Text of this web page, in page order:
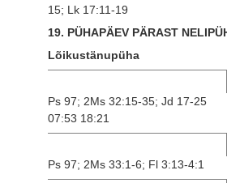
15; Lk 17:11-19
19. PÜHAPÄEV PÄRAST
Lõikustänupüha
Ps 97; 2Ms 32:15-35; Jd 17-25
07:53 18:21
Ps 97; 2Ms 33:1-6; Fl 3:13-4:1